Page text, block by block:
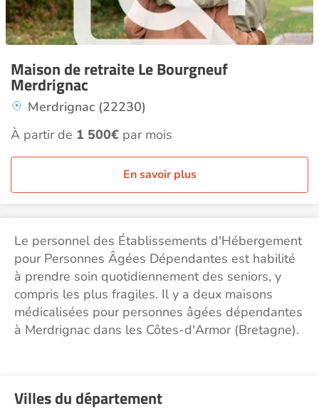
Maison de retraite Le Bourgneuf
Merdrignac
Merdrignac (22230)
À partir de 1 500€ par mois
En savoir plus
Le personnel des Établissements d'Hébergement
pour Personnes Âgées Dépendantes est habilité
à prendre soin quotidiennement des seniors, y
compris les plus fragiles. Il y a deux maisons
médicalisées pour personnes âgées dépendantes
à Merdrignac dans les Côtes-d'Armor (Bretagne).
Villes du département